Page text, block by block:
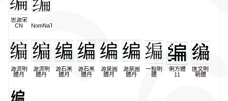
思源宋
CN
NomNaTong
源流明
體月
源流明
體丹
源石黑
體月
源石黑
體丹
源泉圓
體月
源泉圓
體丹
一點明
體
俐方體
11
匯文明
朝體